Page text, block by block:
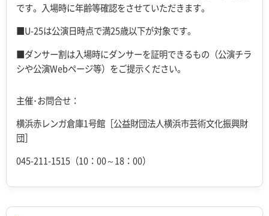
です。入場時に年齢等確認をさせていただきます。
■U-25は公演日時点で満25歳以下が対象です。
■ダンサー割は入場時にダンサーを証明できるもの（公演チラ
シや公演Webページ等）をご提示ください。
主催･お問合せ：
横浜赤レンガ倉庫1号館［公益財団法人横浜市芸術文化振興財
団］
045-211-1515（10：00～18：00）